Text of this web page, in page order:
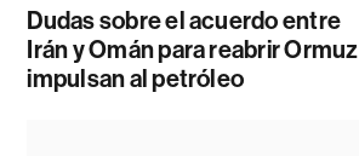
Dudas sobre el acuerdo entre
Irán y Omán para reabrir Ormuz
impulsan al petróleo